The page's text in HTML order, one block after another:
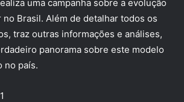
uma campanha sobre a evolução
no Brasil. Além de detalhar todos os
traz outras informações e análises,
panorama sobre este modelo
no país.